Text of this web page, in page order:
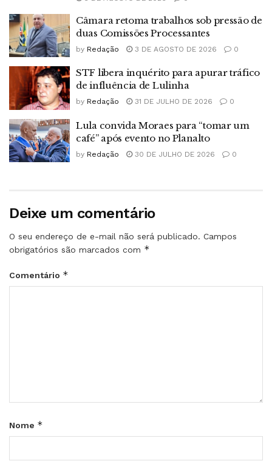
Câmara retoma trabalhos sob pressão de
duas Comissões Processantes
by Redação 3 DE AGOSTO DE 2026 0
STF libera inquérito para apurar tráfico
de influência de Lulinha
by Redação 31 DE JULHO DE 2026 0
Lula convida Moraes para “tomar um
café” após evento no Planalto
by Redação 30 DE JULHO DE 2026 0
Deixe um comentário
O seu endereço de e-mail não será publicado. Campos
obrigatórios são marcados com *
Comentário *
Nome *